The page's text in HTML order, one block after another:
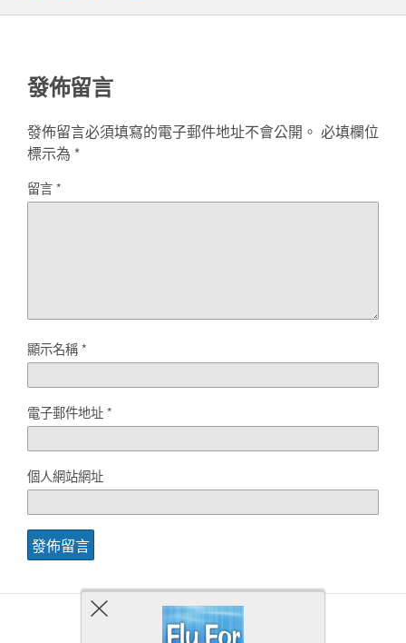
發佈留言
發佈留言必須填寫的電子郵件地址不會公開。 必填欄位
標示為 *
留言*
顯示名稱*
電子郵件地址*
個人網站網址